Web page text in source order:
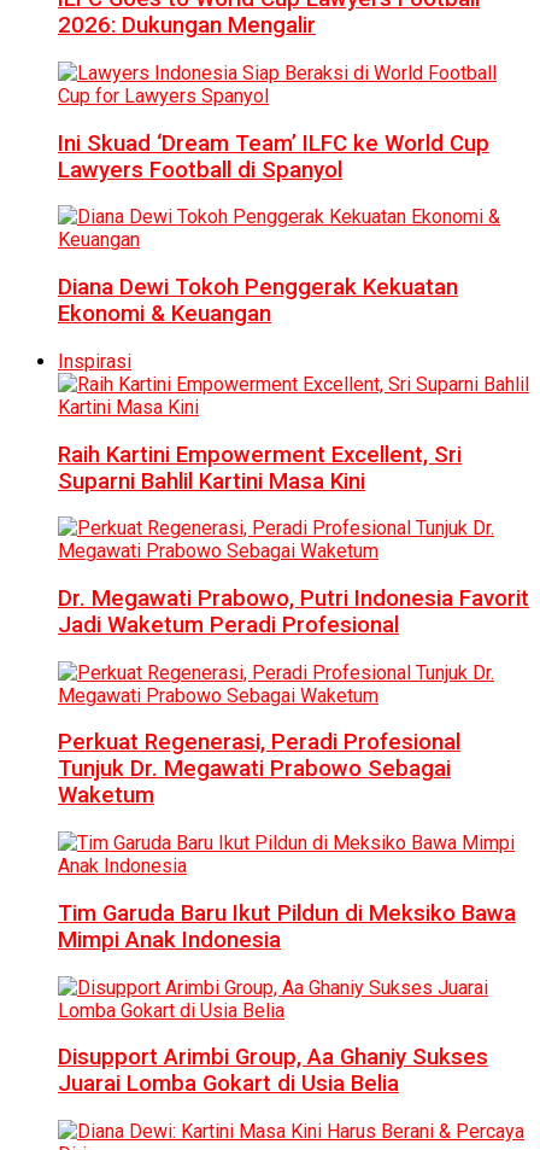
2026: Dukungan Mengalir
Ini Skuad ‘Dream Team’ ILFC ke World Cup
Lawyers Football di Spanyol
Diana Dewi Tokoh Penggerak Kekuatan
Ekonomi & Keuangan
Inspirasi
Raih Kartini Empowerment Excellent, Sri
Suparni Bahlil Kartini Masa Kini
Dr. Megawati Prabowo, Putri Indonesia Favorit
Jadi Waketum Peradi Profesional
Perkuat Regenerasi, Peradi Profesional
Tunjuk Dr. Megawati Prabowo Sebagai
Waketum
Tim Garuda Baru Ikut Pildun di Meksiko Bawa
Mimpi Anak Indonesia
Disupport Arimbi Group, Aa Ghaniy Sukses
Juarai Lomba Gokart di Usia Belia